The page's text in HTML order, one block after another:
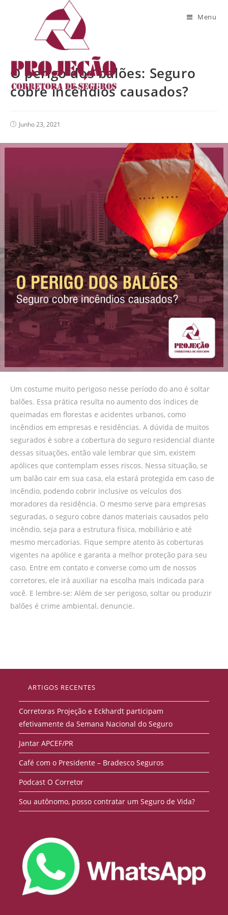
Menu
O perigo dos balões: Seguro
cobre incêndios causados?
Junho 23, 2021
Um costume muito perigoso nesse período do ano é soltar
balões. Essa prática resulta no aumento dos índices de
queimadas em florestas e acidentes urbanos, como
incêndios em empresas e residências. A dúvida de muitos
segurados é sobre a cobertura do seguro residencial diante
dessas situações, então vale lembrar que sim, existem
apólices que contemplam esses riscos. Nessa situação, se
um balão cair em sua casa, ela estará protegida em caso de
incêndio, podendo cobrir inclusive os veículos dos
moradores da residência. O mesmo serve para empresas
seguradas, o seguro cobre danos materiais causados pelo
incêndio, seja para a estrutura física, mobiliário e até
mesmo mercadorias. Fique sempre atento às coberturas
vigentes na apólice e garanta a melhor proteção para seu
caso. Entre em contato e converse como um de nossos
corretores, ele irá auxiliar na escolha mais indicada para
você. E lembre-se: Além de ser perigoso, soltar ou produzir
balões é crime ambiental, denuncie.
ARTIGOS RECENTES
Corretoras Projeção e Eckhardt participam
efetivamente da Semana Nacional do Seguro
Jantar APCEF/PR
Café com o Presidente – Bradesco Seguros
Podcast O Corretor
Sou autônomo, posso contratar um Seguro de Vida?